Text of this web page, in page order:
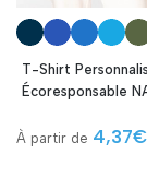
T-Shirt
Écoresponsable
4,37€